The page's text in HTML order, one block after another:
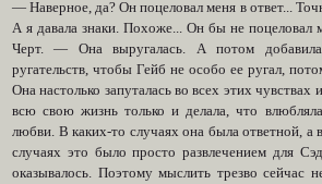
— Наверное, да? Он поцеловал меня в ответ...
А я давала знаки. Похоже... Он бы не поцеловал
Черт. — Она выругалась. А потом
ругательств, чтобы Гейб не особо ее ругал,
Она настолько запуталась во всех этих
всю свою жизнь только и делала, что
любви. В каких-то случаях она была ответной, а
случаях это было просто развлечением для
оказывалось. Поэтому мыслить трезво сейчас